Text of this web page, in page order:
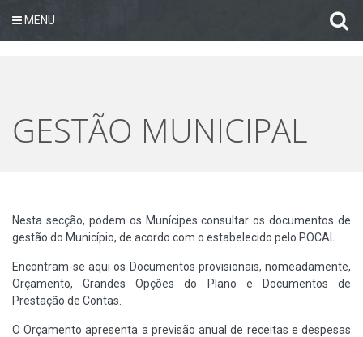
MENU
GESTÃO MUNICIPAL
Nesta secção, podem os Munícipes consultar os documentos de
gestão do Município, de acordo com o estabelecido pelo POCAL.
Encontram-se aqui os Documentos provisionais, nomeadamente,
Orçamento, Grandes Opções do Plano e Documentos de
Prestação de Contas.
O Orçamento apresenta a previsão anual de receitas e despesas